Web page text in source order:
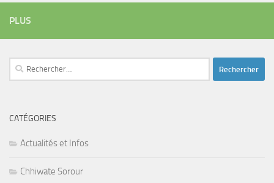
PLUS
Rechercher :
CATÉGORIES
Actualités et Infos
Chhiwate Sorour